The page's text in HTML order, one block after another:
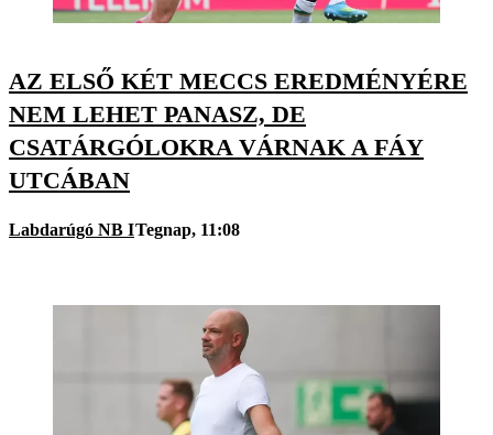
AZ ELSŐ KÉT MECCS EREDMÉNYÉRE
NEM LEHET PANASZ, DE
CSATÁRGÓLOKRA VÁRNAK A FÁY
UTCÁBAN
Labdarúgó NB ITegnap, 11:08